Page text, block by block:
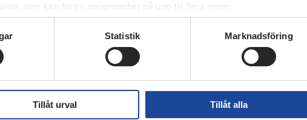
som kan ha en noggrannhet på upp till flera meter
den för specifika kännetecken (fingeravtryck)
och ställ in dina preferenser i
detaljsektionen. Du kan ändra
förklaringen.
och annonserna till användarna, tillhandahålla funktioner för
även sådana identifierare och annan information från din enhet
som vi samarbetar med. Dessa kan i sin tur kombinera informationen
Statistik Marknadsföring
Tillåt urval Tillåt alla